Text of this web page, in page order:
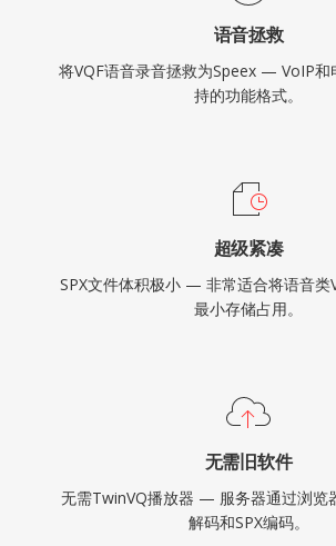
语音拯救
将VQF语音录音拯救为Speex — VoIP和
持的功能格式。
超级紧凑
SPX文件体积极小 — 非常适合将语音类
最小存储占用。
无需旧软件
无需TwinVQ播放器 — 服务器通过浏览
解码和SPX编码。